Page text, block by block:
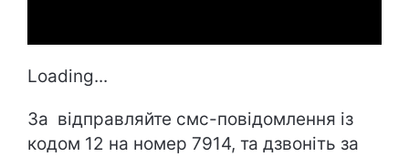
Loading...
За відправляйте смс-повідомлення із
кодом 12 на номер 7914, та дзвоніть за